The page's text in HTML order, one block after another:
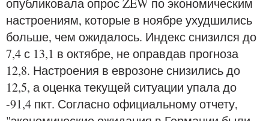
опубликовала опрос ZEW по экономическим
настроениям, которые в ноябре ухудшились
больше, чем ожидалось. Индекс снизился до
7,4 с 13,1 в октябре, не оправдав прогноза
12,8. Настроения в еврозоне снизились до
12,5, а оценка текущей ситуации упала до
-91,4 пкт. Согласно официальному отчету,